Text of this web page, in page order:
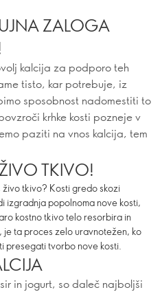
ZALOGA
kalcija za podporo teh
tisto, kar potrebuje, iz
sposobnost nadomestiti to
krhke kosti pozneje v
paziti na vnos kalcija, tem
TKIVO!
tkivo? Kosti gredo skozi
izgradnja popolnoma nove kosti,
kostno tkivo telo resorbira in
je ta proces zelo uravnotežen, ko
presegati tvorbo nove kosti.
in jogurt, so daleč najboljši